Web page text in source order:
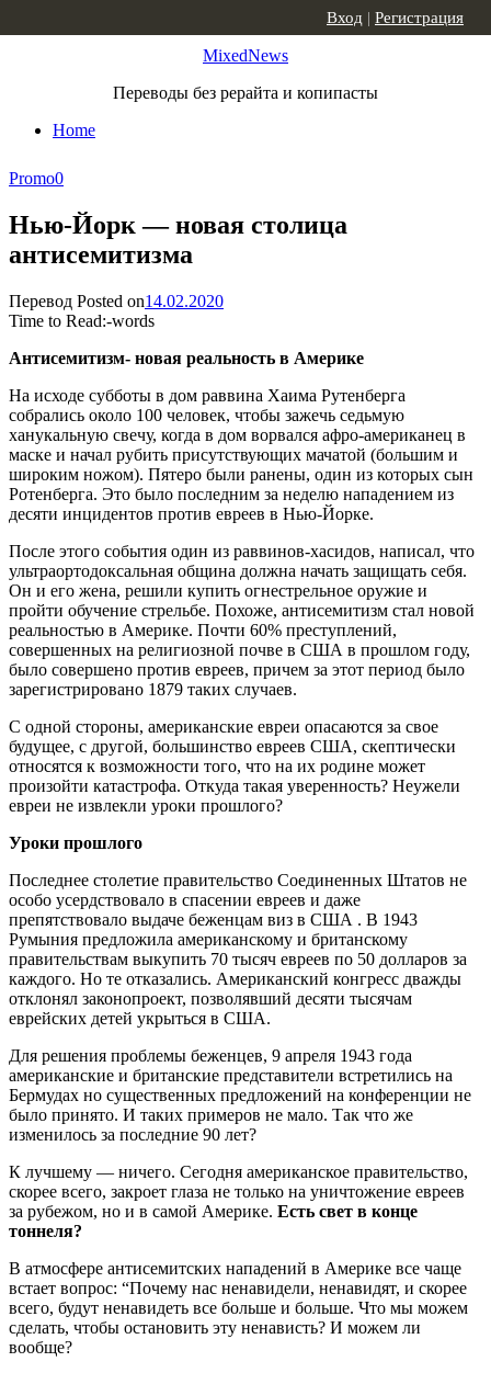
MixedNews
Переводы без рерайта и копипасты
Home
Вход | Регистрация
Promo0
Нью-Йорк — новая столица
антисемитизма
Перевод Posted on14.02.2020
Time to Read:-words
Антисемитизм- новая реальность в Америке
На исходе субботы в дом раввина Хаима Рутенберга
собрались около 100 человек, чтобы зажечь седьмую
ханукальную свечу, когда в дом ворвался афро-американец в
маске и начал рубить присутствующих мачатой (большим и
широким ножом). Пятеро были ранены, один из которых сын
Ротенберга. Это было последним за неделю нападением из
десяти инцидентов против евреев в Нью-Йорке.
После этого события один из раввинов-хасидов, написал, что
ультраортодоксальная община должна начать защищать себя.
Он и его жена, решили купить огнестрельное оружие и
пройти обучение стрельбе. Похоже, антисемитизм стал новой
реальностью в Америке. Почти 60% преступлений,
совершенных на религиозной почве в США в прошлом году,
было совершено против евреев, причем за этот период было
зарегистрировано 1879 таких случаев.
С одной стороны, американские евреи опасаются за свое
будущее, с другой, большинство евреев США, скептически
относятся к возможности того, что на их родине может
произойти катастрофа. Откуда такая уверенность? Неужели
евреи не извлекли уроки прошлого?
Уроки прошлого
Последнее столетие правительство Соединенных Штатов не
особо усердствовало в спасении евреев и даже
препятствовало выдаче беженцам виз в США . В 1943
Румыния предложила американскому и британскому
правительствам выкупить 70 тысяч евреев по 50 долларов за
каждого. Но те отказались. Американский конгресс дважды
отклонял законопроект, позволявший десяти тысячам
еврейских детей укрыться в США.
Для решения проблемы беженцев, 9 апреля 1943 года
американские и британские представители встретились на
Бермудах но существенных предложений на конференции не
было принято. И таких примеров не мало. Так что же
изменилось за последние 90 лет?
К лучшему — ничего. Сегодня американское правительство,
скорее всего, закроет глаза не только на уничтожение евреев
за рубежом, но и в самой Америке. Есть свет в конце
тоннеля?
В атмосфере антисемитских нападений в Америке все чаще
встает вопрос: “Почему нас ненавидели, ненавидят, и скорее
всего, будут ненавидеть все больше и больше. Что мы можем
сделать, чтобы остановить эту ненависть? И можем ли
вообще?